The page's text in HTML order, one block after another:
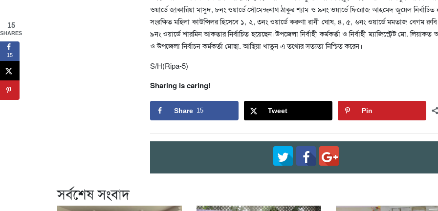
ওয়ার্ডে জাকারিয়া মাসুদ, ৮নং ওয়ার্ডে সৌমেন্দ্রনাথ ঠাকুর শ্যাম ও ৯নং ওয়ার্ডে ফিরোজ আহমেদ জুয়েল নির্বাচিত
সংরক্ষিত মহিলা কাউন্সিলর হিসেবে ১, ২, ৩নং ওয়ার্ডে করুণা রানী ঘোষ, ৪, ৫, ৬নং ওয়ার্ডে মমতাজ বেগম
৯নং ওয়ার্ডে শারমিন আকতার নির্বাচিত হয়েছেন।উপজেলা নির্বাহী কর্মকর্তা ও নির্বাহী ম্যাজিস্ট্রেট মো.
ও উপজেলা নির্বাচন কর্মকর্তা মোছা. আছিয়া খাতুন এ তথ্যের সত্যতা নিশ্চিত করেন।
S/H(Ripa-5)
Sharing is caring!
Share 15 Tweet Pin
সর্বশেষ সংবাদ
15
SHARES
15